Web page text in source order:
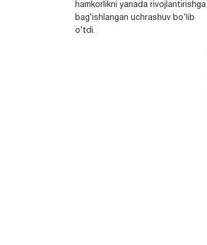
hamkorlikni yanada rivojlantirishga
bag‘ishlangan uchrashuv bo‘lib
o‘tdi.